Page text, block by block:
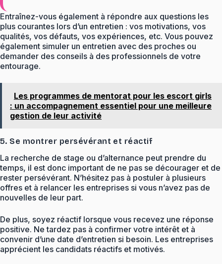
Entraînez-vous également à répondre aux questions les
plus courantes lors d’un entretien : vos motivations, vos
qualités, vos défauts, vos expériences, etc. Vous pouvez
également simuler un entretien avec des proches ou
demander des conseils à des professionnels de votre
entourage.
Les programmes de mentorat pour les escort girls
: un accompagnement essentiel pour une meilleure
gestion de leur activité
5. Se montrer persévérant et réactif
La recherche de stage ou d’alternance peut prendre du
temps, il est donc important de ne pas se décourager et de
rester persévérant. N’hésitez pas à postuler à plusieurs
offres et à relancer les entreprises si vous n’avez pas de
nouvelles de leur part.
De plus, soyez réactif lorsque vous recevez une réponse
positive. Ne tardez pas à confirmer votre intérêt et à
convenir d’une date d’entretien si besoin. Les entreprises
apprécient les candidats réactifs et motivés.